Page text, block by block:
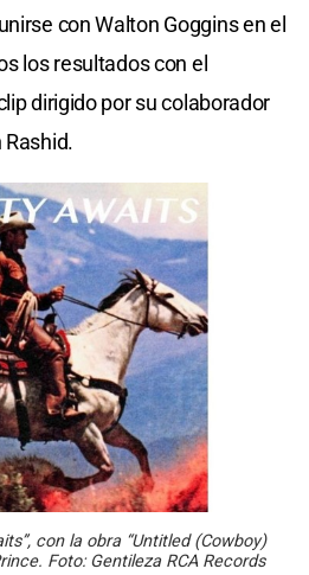
con Walton Goggins en el
los resultados con el
dirigido por su colaborador
con la obra “Untitled (Cowboy)
Foto: Gentileza RCA Records